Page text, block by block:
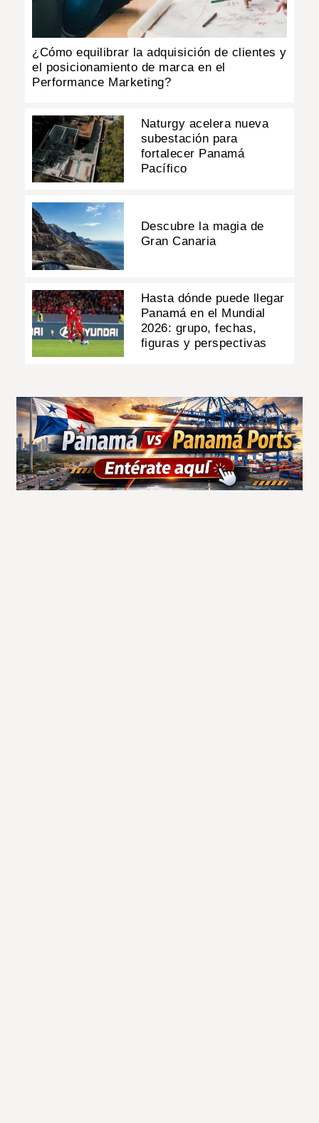
¿Cómo equilibrar la adquisición de clientes y
el posicionamiento de marca en el
Performance Marketing?
Naturgy acelera nueva
subestación para
fortalecer Panamá
Pacífico
Descubre la magia de
Gran Canaria
Hasta dónde puede llegar
Panamá en el Mundial
2026: grupo, fechas,
figuras y perspectivas